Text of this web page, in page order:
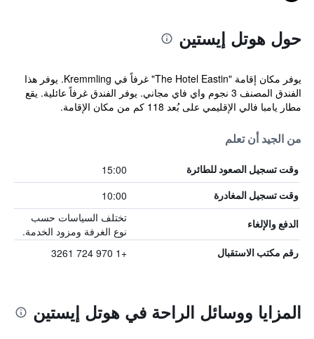
حول هوتل إيستين
يوفر مكان إقامة "The Hotel Eastin" غرفاً في Kremmling. يوفر هذا
الفندق المصنف 3 نجوم واي فاي مجاني. يوفر الفندق غرفاً عائلية. يقع
مطار يامبا فالي الإقليمي على بُعد 118 كم من مكان الإقامة.
من الجيد أن تعلم
وقت تسجيل الصعود للطائرة 15:00
وقت تسجيل المغادرة 10:00
الدفع والإلغاء
تختلف السياسات حسب
نوع الغرفة ومزود الخدمة.
رقم مكتب الاستقبال +1 970 724 3261
المزايا ووسائل الراحة في هوتل إيستين